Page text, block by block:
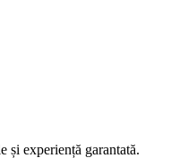
și experiență garantată.